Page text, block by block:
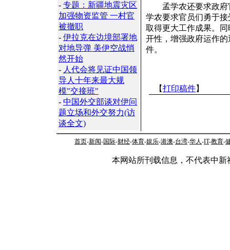
- 专题：新疆地震灾区
加强物资监管 一村官
被撤职
- 伊拉克在边境部署地
对地导弹 美伊空战悄
然开始
- 人代会将见证中国领
导人十年来最大规
模"交接班"
- 中国外交部谈对伊问
题立场和外交努力(访
谈全文)
孟学农还要求政府
学农要求官员们勇于
取得更大工作成果。
开性，增强政府运作
件。
【打印稿件】
首页-新闻-国际-财经-体育-娱乐-港澳-台湾-华人-IT-教育-
本网站所刊载信息，不代表中